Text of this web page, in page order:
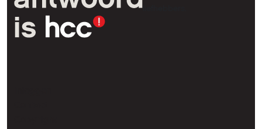
liefhebbers.